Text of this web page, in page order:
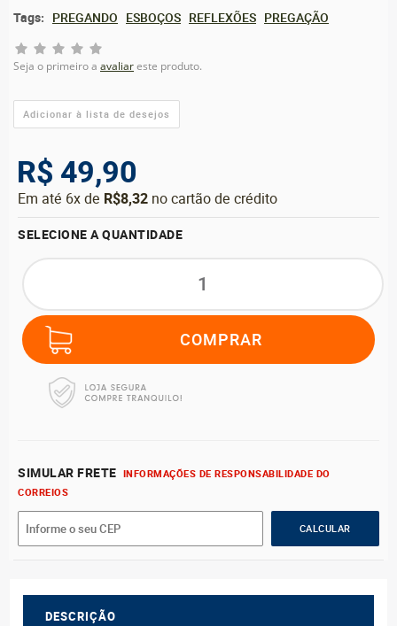
Tags: PREGANDO ESBOÇOS REFLEXÕES PREGAÇÃO
Seja o primeiro a avaliareste produto.
R$ 49,90
Em até 6x de R$8,32 no cartão de crédito
SELECIONE A QUANTIDADE
SIMULAR FRETE INFORMAÇÕES DE RESPONSABILIDADE DO
CORREIOS
DESCRIÇÃO